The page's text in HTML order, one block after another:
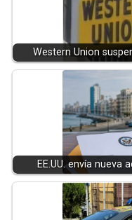
Western Union
EE.UU. envía nueva